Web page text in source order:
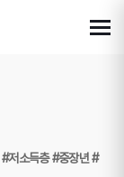
#저소득층#중장년#